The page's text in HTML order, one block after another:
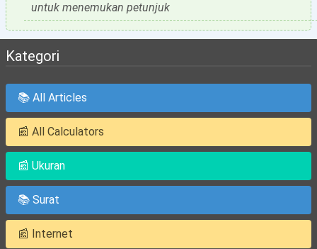
untuk menemukan petunjuk
Kategori
📚 All Articles
📰 All Calculators
📰 Ukuran
📚 Surat
📰 Internet